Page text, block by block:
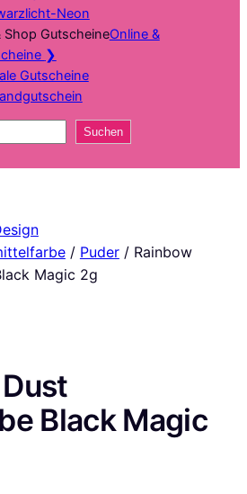
Neon
Online &
❯
Gutscheine
Suchen
/ Puder/ Rainbow
Magic 2g
Black Magic